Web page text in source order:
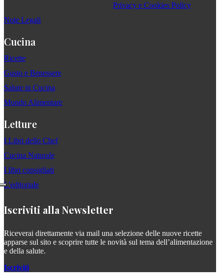
Privacy e Cookies Policy
Note Legali
Cucina
Ricette
Gusto e Benessere
Salute in Cucina
Mondo Alimentare
Letture
I Libri dello Chef
Cucina Naturale
I libri consigliati
L'editoriale
Iscriviti alla Newsletter
Riceverai direttamente via mail una selezione delle nuove ricette
apparse sul sito e scoprire tutte le novità sul tema dell’alimentazione
e della salute.
Iscriviti